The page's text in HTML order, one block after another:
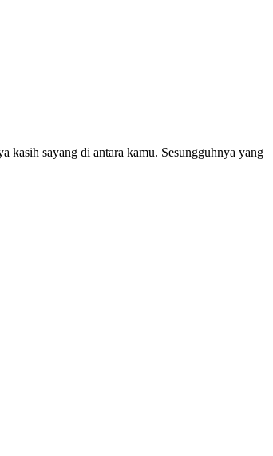
kasih sayang di antara kamu. Sesungguhnya yang